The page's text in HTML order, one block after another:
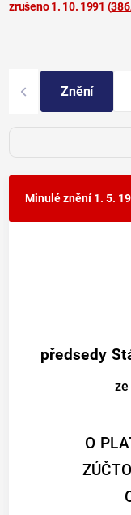
zrušeno 1. 10. 1991 (
Znění
Minulé znění1. 5.
předsedy
O